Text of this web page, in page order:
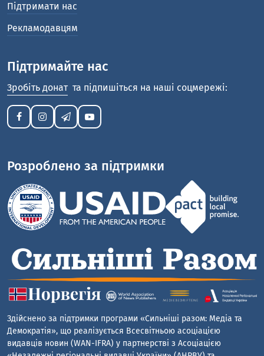
Підтримати нас
Рекламодавцям
Підтримайте нас
Зробіть донат та підпишіться на наші соцмережі:
Розроблено за підтримки
Здійснено за підтримки програми «Сильніші разом: Медіа та
Демократія», що реалізується Всесвітньою асоціацією
видавців новин (WAN-IFRA) у партнерстві з Асоціацією